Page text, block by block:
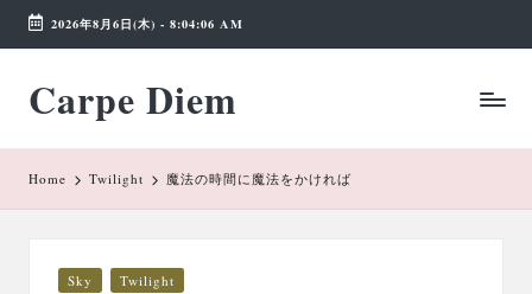
Skip
content
2026年8月6日(木) - 8:04:06 AM
Carpe Diem
Weekend
Wonderland
Home Twilight 魔法の時間に魔法をかければ
Posted
Sky Twilight